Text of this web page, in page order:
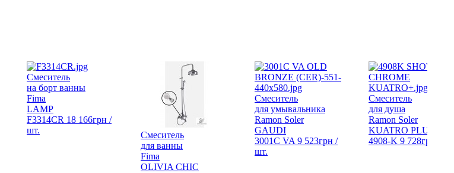
Смеситель
на борт ванны
Fima
LAMP
F3314CR 18 166грн /
шт.
Смеситель
для ванны
Fima
OLIVIA CHIC
Смеситель
для умывальника
Ramon Soler
GAUDI
3001C VA 9 523грн /
шт.
Смеситель
для душа
Ramon Soler
KUATRO PLUS
4908-K 9 728грн